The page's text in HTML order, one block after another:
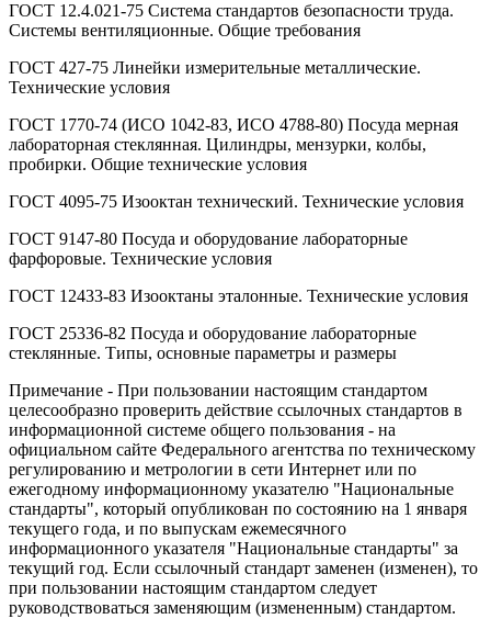
ГОСТ 12.4.021-75 Система стандартов безопасности труда.
Системы вентиляционные. Общие требования
ГОСТ 427-75 Линейки измерительные металлические.
Технические условия
ГОСТ 1770-74 (ИСО 1042-83, ИСО 4788-80) Посуда мерная
лабораторная стеклянная. Цилиндры, мензурки, колбы,
пробирки. Общие технические условия
ГОСТ 4095-75 Изооктан технический. Технические условия
ГОСТ 9147-80 Посуда и оборудование лабораторные
фарфоровые. Технические условия
ГОСТ 12433-83 Изооктаны эталонные. Технические условия
ГОСТ 25336-82 Посуда и оборудование лабораторные
стеклянные. Типы, основные параметры и размеры
Примечание - При пользовании настоящим стандартом
целесообразно проверить действие ссылочных стандартов в
информационной системе общего пользования - на
официальном сайте Федерального агентства по техническому
регулированию и метрологии в сети Интернет или по
ежегодному информационному указателю "Национальные
стандарты", который опубликован по состоянию на 1 января
текущего года, и по выпускам ежемесячного
информационного указателя "Национальные стандарты" за
текущий год. Если ссылочный стандарт заменен (изменен), то
при пользовании настоящим стандартом следует
руководствоваться заменяющим (измененным) стандартом.